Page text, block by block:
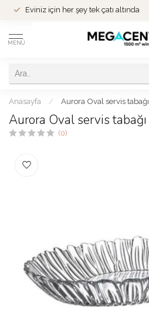
Eviniz için her şey tek çatı altında
MENÜ
Anasayfa / Aurora Oval servis tabağı
Aurora Oval servis tabağı
(0)